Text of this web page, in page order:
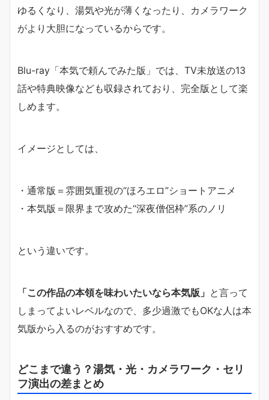
ゆるくなり、湯気や光が薄くなったり、カメラワーク
がより大胆になっているからです。
Blu-ray「本気で頼んでみた版」では、TV未放送の13
話や特典映像なども収録されており、完全版として楽
しめます。
イメージとしては、
・通常版＝雰囲気重視の“ほろエロ”ショートアニメ
・本気版＝限界まで攻めた“深夜僧侶枠”系のノリ
という違いです。
「この作品の本領を味わいたいなら本気版」 と言って
しまってよいレベルなので、多少過激でもOKな人は本
気版から入るのがおすすめです。
どこまで違う？湯気・光・カメラワーク・セリ
フ演出の差まとめ